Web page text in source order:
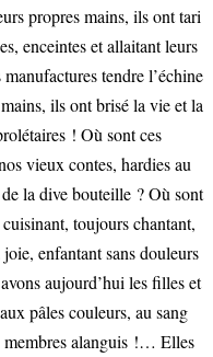
propres mains, ils ont tari
enceintes et allaitant leurs
tendre l’échine
ils ont brisé la vie et la
! Où sont ces
vieux contes, hardies au
la dive bouteille ? Où sont
toujours chantant,
enfantant sans douleurs
aujourd’hui les filles et
pâles couleurs, au sang
membres alanguis !… Elles